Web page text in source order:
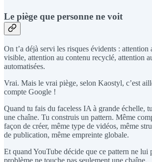
Le piège que personne ne voit
On t’a déjà servi les risques évidents :
visible, attention au contenu recyclé, attention
automatisées.
Vrai. Mais le vrai piège, selon Kaostyl, c’est
compte Google !
Quand tu fais du faceless IA à grande échelle,
une chaîne. Tu construis un pattern. Même
façon de créer, même type de vidéos, même
de publication, même empreinte globale.
Et quand YouTube décide que ce pattern ne lui
problème ne touche pas seulement une chaîne.